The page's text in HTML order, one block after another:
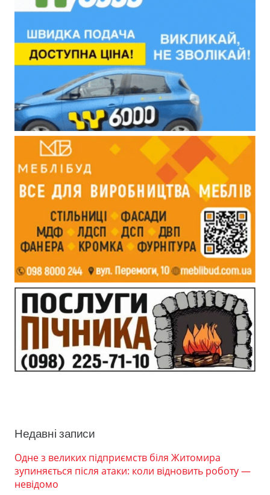
Недавні записи
Одне з великих підприємств біля Житомира
зупиняється після атаки: коли відновить роботу —
невідомо